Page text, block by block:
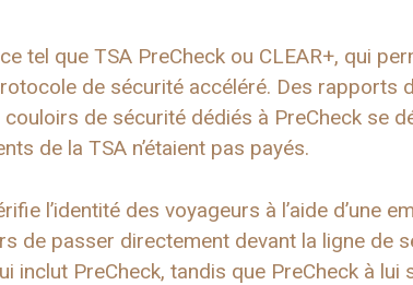
tel que TSA PreCheck ou CLEAR+, qui
de sécurité accéléré. Des rapports
de sécurité dédiés à PreCheck se
de la TSA n’étaient pas payés.
l’identité des voyageurs à l’aide d’une
de passer directement devant la ligne de
inclut PreCheck, tandis que PreCheck à lui